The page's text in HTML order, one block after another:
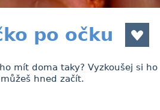
po očku
mít doma taky? Vyzkoušej si ho
hned začít.